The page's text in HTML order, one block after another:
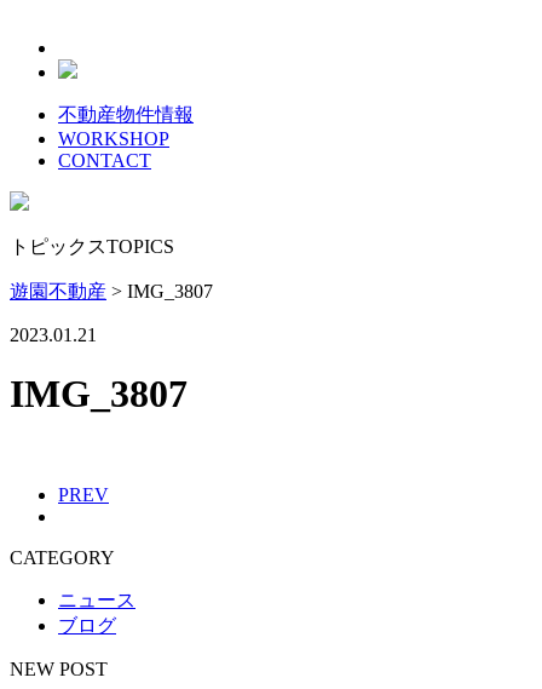
不動産物件情報
WORKSHOP
CONTACT
トピックスTOPICS
遊園不動産 > IMG_3807
2023.01.21
IMG_3807
PREV
CATEGORY
ニュース
ブログ
NEW POST